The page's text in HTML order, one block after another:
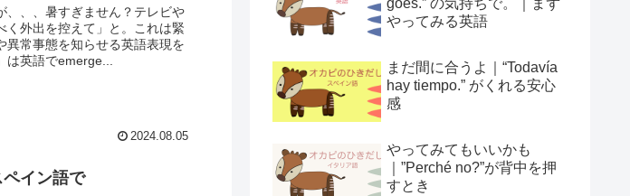
、、、暑すぎません？テレビや
く外出を控えて」と。これは緊
異常事態を知らせる英語表現を
英語でemerge...
2024.08.05
イン語で
goes.” の気持ちで。｜まず
やってみる英語
まだ間に合うよ｜“Todavía
hay tiempo.” がくれる安心
感
やってみてもいいかも
｜”Perché no?”が背中を押
すとき